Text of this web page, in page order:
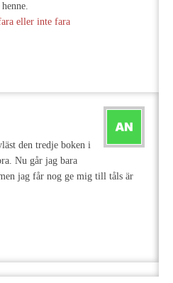
eller inte fara
den tredje boken i
Nu går jag bara
jag får nog ge mig till tåls är